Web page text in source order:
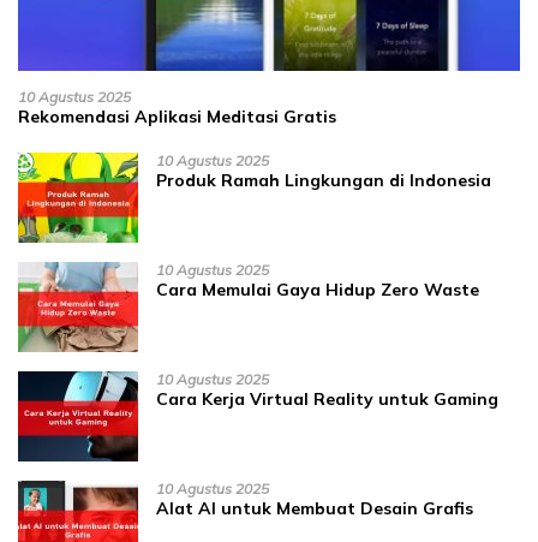
10 Agustus 2025
Rekomendasi Aplikasi Meditasi Gratis
10 Agustus 2025
Produk Ramah Lingkungan di Indonesia
10 Agustus 2025
Cara Memulai Gaya Hidup Zero Waste
10 Agustus 2025
Cara Kerja Virtual Reality untuk Gaming
10 Agustus 2025
Alat AI untuk Membuat Desain Grafis